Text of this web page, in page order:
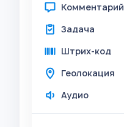
Комментарий
Задача
Штрих-код
Геолокация
Аудио